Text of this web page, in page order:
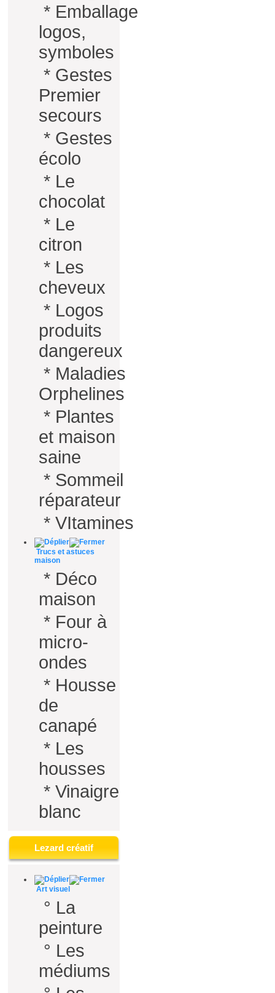
* Emballage
logos,
symboles
* Gestes
Premier
secours
* Gestes
écolo
* Le
chocolat
* Le
citron
* Les
cheveux
* Logos
produits
dangereux
* Maladies
Orphelines
* Plantes
et maison
saine
* Sommeil
réparateur
* VItamines
Trucs et astuces
maison
* Déco
maison
* Four à
micro-
ondes
* Housse
de
canapé
* Les
housses
* Vinaigre
blanc
Lezard créatif
Art visuel
° La
peinture
° Les
médiums